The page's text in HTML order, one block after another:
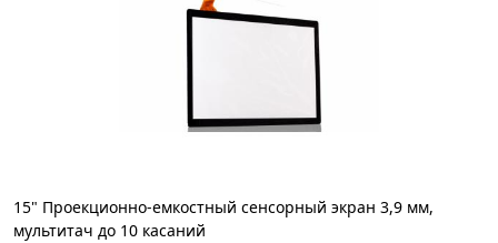
15" Проекционно-емкостный сенсорный экран 3,9 мм,
мультитач до 10 касаний